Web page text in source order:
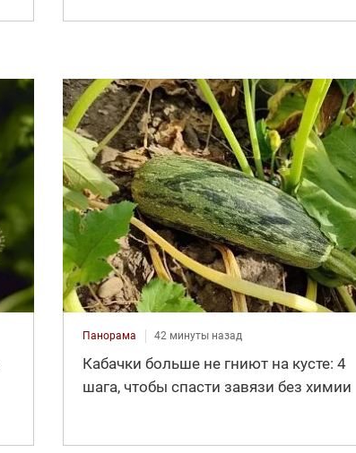
Панорама 42 минуты назад
Кабачки больше не гниют на кусте: 4
шага, чтобы спасти завязи без химии